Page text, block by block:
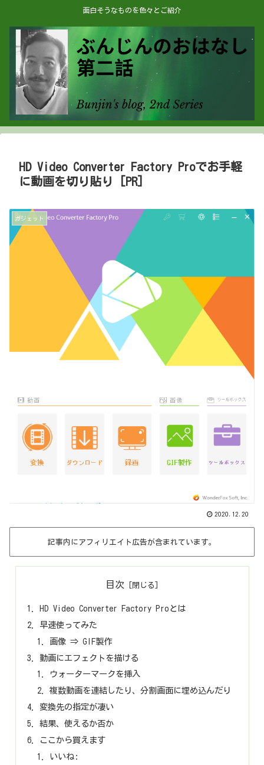
面白そうなものを色々とご紹介
HD Video Converter Factory Proでお手軽
に動画を切り貼り [PR]
ガジェット
2020.12.20
記事内にアフィリエイト広告が含まれています。
目次
HD Video Converter Factory Proとは
早速使ってみた
画像 ⇒ GIF製作
動画にエフェクトを描ける
ウォーターマークを挿入
複数動画を連結したり、分割画面に埋め込んだり
変換先の指定が凄い
結果、使えるか否か
ここから買えます
いいね: